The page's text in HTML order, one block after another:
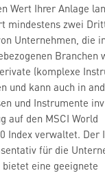
Wert Ihrer Anlage
mindestens zwei
Unternehmen, die
Branchen
(komplexe
und kann auch in
und Instrumente
auf den MSCI World
Index verwaltet. Der
für die
eine geeignete